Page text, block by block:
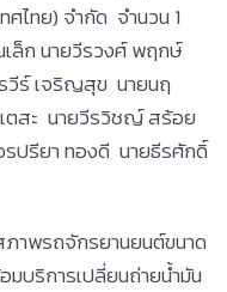
ศไทย) จำกัด จำนวน 1
ล็ก นายวีรวงศ์ พฤกษ์
ร์ เจริญสุข นายนฤ
สะ นายวีรวิชญ์ สร้อย
ปรียา ทองดี นายธีรศักดิ์
ภาพรถจักรยานยนต์ขนาด
มบริการเปลี่ยนถ่ายน้ำมัน